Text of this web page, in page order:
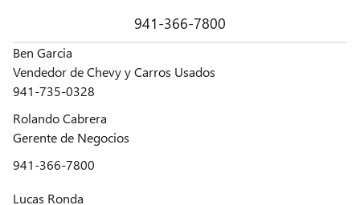
941-366-7800
Ben Garcia
Vendedor de Chevy y Carros Usados
941-735-0328
Rolando Cabrera
Gerente de Negocios
941-366-7800
Lucas Ronda